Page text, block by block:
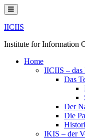
Skip
to
content
IICIIS
Institute for Information
Home
IICIIS – das
Das
Der
Die
IKIS – der